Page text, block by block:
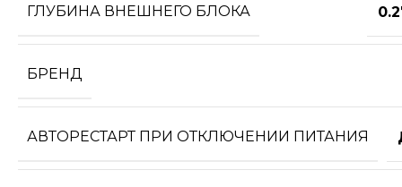
ГЛУБИНА ВНЕШНЕГО БЛОКА
БРЕНД
АВТОРЕСТАРТ ПРИ ОТКЛЮЧЕНИИ ПИТАНИЯ